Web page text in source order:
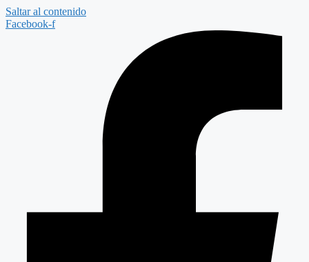
Saltar al contenido
Facebook-f